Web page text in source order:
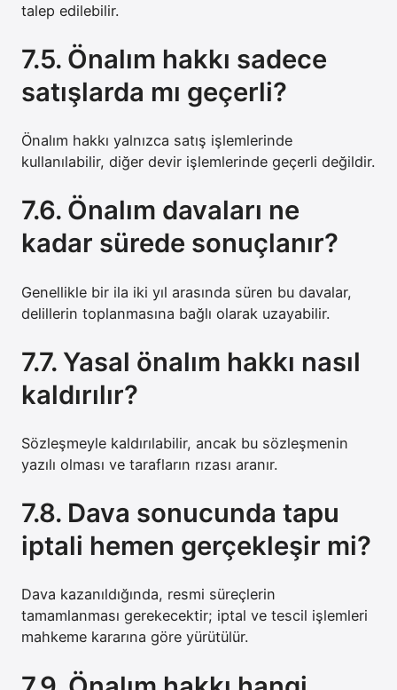
talep edilebilir.
7.5. Önalım hakkı sadece
satışlarda mı geçerli?
Önalım hakkı yalnızca satış işlemlerinde
kullanılabilir, diğer devir işlemlerinde geçerli değildir.
7.6. Önalım davaları ne
kadar sürede sonuçlanır?
Genellikle bir ila iki yıl arasında süren bu davalar,
delillerin toplanmasına bağlı olarak uzayabilir.
7.7. Yasal önalım hakkı nasıl
kaldırılır?
Sözleşmeyle kaldırılabilir, ancak bu sözleşmenin
yazılı olması ve tarafların rızası aranır.
7.8. Dava sonucunda tapu
iptali hemen gerçekleşir mi?
Dava kazanıldığında, resmi süreçlerin
tamamlanması gerekecektir; iptal ve tescil işlemleri
mahkeme kararına göre yürütülür.